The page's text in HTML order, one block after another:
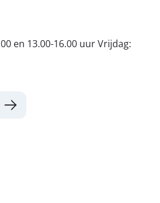
en 13.00-16.00 uur Vrijdag: